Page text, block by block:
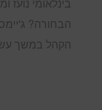
הקהל במשך